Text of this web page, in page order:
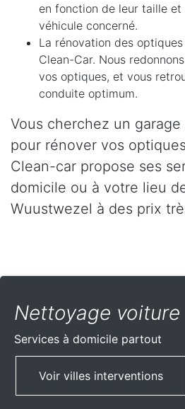
en fonction de leur taille et
véhicule concerné.
La rénovation des
Clean-Car. Nous
vos optiques, et vous
conduite optimum.
Vous cherchez un
pour rénover vos
Clean-car propose ses
domicile ou à votre lieu
Wuustwezel à des prix
Nettoyage
Services à domicile partout
Voir villes interventions